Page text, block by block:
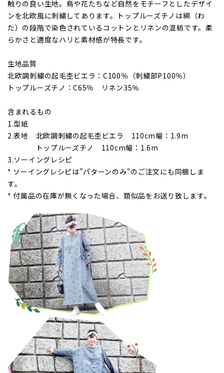
触りの良い生地。鳥や花たちなど自然をモチーフとしたデザイ
ンを北欧風に刺繍してあります。トップルーズチノは綿（わ
た）の段階で染色されているコットンとリネンの混紡です。柔
らかさと適度なハリと素材感が特長です。
生地品質
北欧調刺繍の起毛杢ビエラ：C100％（刺繍部P100％）
トップルーズチノ：C65％ リネン35％
含まれるもの
1.型紙
2.表地 北欧調刺繍の起毛杢ビエラ 110cm幅：1.9m
トップルーズチノ 110cm幅：1.6m
3.ソーイングレシピ
* ソーイングレシピは"パターンのみ"のご注文にも同梱しま
す。
* 付属品の在庫が無くなった場合、類似品をお送り致します。